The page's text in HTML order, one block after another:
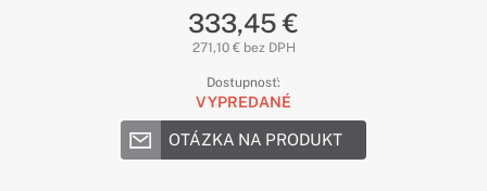
333,45 €
271,10 € bez DPH
Dostupnosť:
VYPREDANÉ
OTÁZKA NA PRODUKT